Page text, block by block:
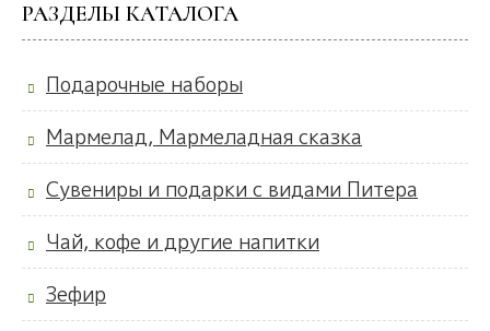
РАЗДЕЛЫ КАТАЛОГА
Подарочные наборы
Мармелад, Мармеладная сказка
Сувениры и подарки с видами Питера
Чай, кофе и другие напитки
Зефир